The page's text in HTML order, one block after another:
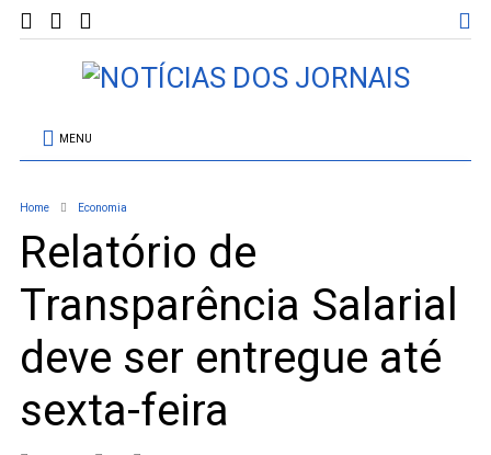
MENU
Home Economia
Relatório de
Transparência Salarial
deve ser entregue até
sexta-feira